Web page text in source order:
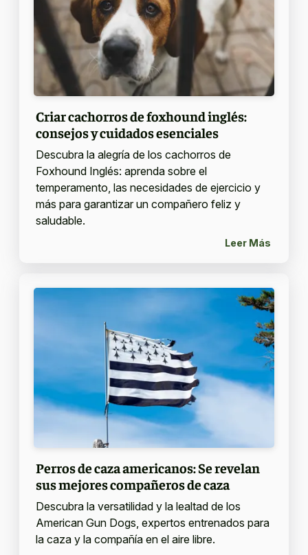
Criar cachorros de foxhound inglés:
consejos y cuidados esenciales
Descubra la alegría de los cachorros de
Foxhound Inglés: aprenda sobre el
temperamento, las necesidades de ejercicio y
más para garantizar un compañero feliz y
saludable.
Leer Más
Perros de caza americanos: Se revelan
sus mejores compañeros de caza
Descubra la versatilidad y la lealtad de los
American Gun Dogs, expertos entrenados para
la caza y la compañía en el aire libre.